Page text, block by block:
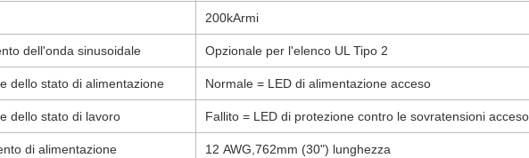
200kArmi
dell'onda sinusoidale Opzionale per l'elenco UL Tipo 2
dello stato di alimentazione Normale = LED di alimentazione acceso
dello stato di lavoro Fallito = LED di protezione contro le sovratensioni acceso
di alimentazione 12 AWG,762mm (30") lunghezza